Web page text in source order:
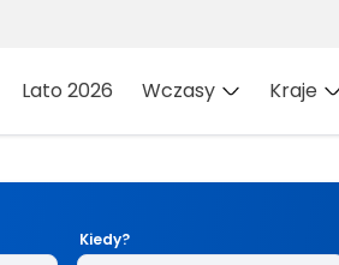
Lato 2026 Wczasy Kraje
Kiedy?